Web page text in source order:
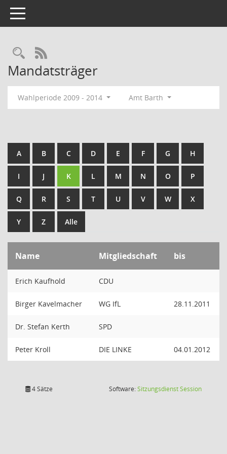
Toggle navigation
Rechercheauswahl
RSS-Feed
Mandatsträger
Wahlperiode 2009 - 2014 Amt Barth
A B C D E F G H
I J K L M N O P
Q R S T U V W X
Y Z Alle
Name Mitgliedschaft bis
Erich Kaufhold CDU
Birger Kavelmacher WG IfL 28.11.2011
Dr. Stefan Kerth SPD
Peter Kroll DIE LINKE 04.01.2012
4 Sätze Software:SitzungsdienstSession(Wird in